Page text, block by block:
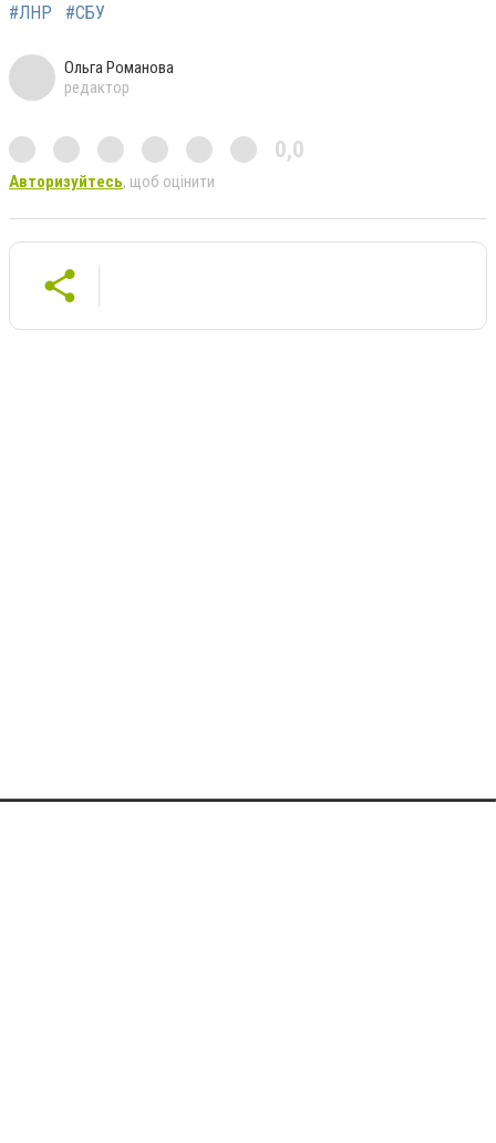
#ЛНР #СБУ
Ольга Романова
редактор
0,0
Авторизуйтесь, щоб оцінити